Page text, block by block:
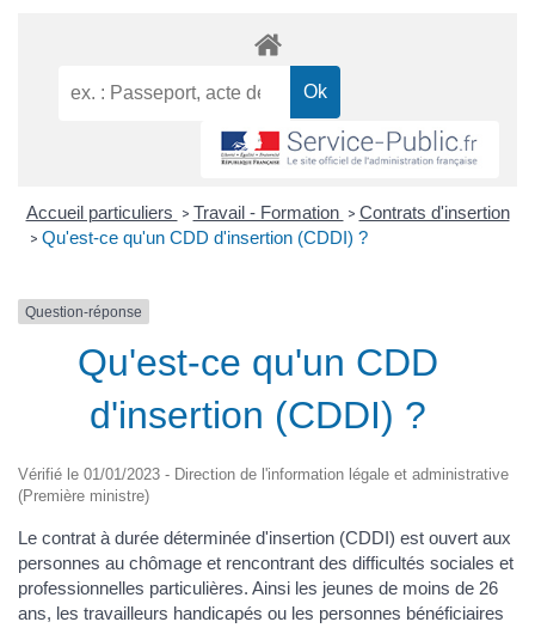
Accueil particuliers > Travail - Formation > Contrats d'insertion
> Qu'est-ce qu'un CDD d'insertion (CDDI) ?
Question-réponse
Qu'est-ce qu'un CDD
d'insertion (CDDI) ?
Vérifié le 01/01/2023 - Direction de l'information légale et administrative
(Première ministre)
Le contrat à durée déterminée d'insertion (CDDI) est ouvert aux
personnes au chômage et rencontrant des difficultés sociales et
professionnelles particulières. Ainsi les jeunes de moins de 26
ans, les travailleurs handicapés ou les personnes bénéficiaires